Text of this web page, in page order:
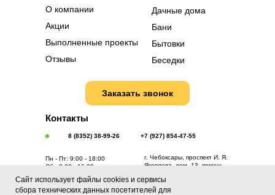
8 (8352) 38-99-26 +7 (927) 854-47-55
Заказать звонок
Контакты
Бани
Дачные дома
Бытовки
Беседки
Акции
О компании
Отзывы
Выполненные проекты
Пн - Пт: 9:00 - 18:00
Сб.: 9:00 - 16:00
г. Чебоксары, проспект И. Я.
Яковлева, дом. 13, помещ.
(с левого торца здания)
Сайт использует файлы cookies и сервисы
сбора технических данных посетителей для